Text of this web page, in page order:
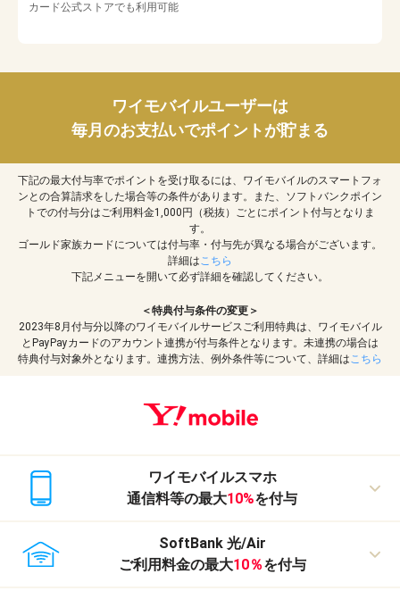
カード公式ストアでも利用可能
ワイモバイルユーザーは
毎月のお支払いでポイントが貯まる
下記の最大付与率でポイントを受け取るには、ワイモバイルのスマートフォ
ンとの合算請求をした場合等の条件があります。また、ソフトバンクポイン
トでの付与分はご利用料金1,000円（税抜）ごとにポイント付与となりま
す。
ゴールド家族カードについては付与率・付与先が異なる場合がございます。
詳細はこちら
下記メニューを開いて必ず詳細を確認してください。
＜特典付与条件の変更＞
2023年8月付与分以降のワイモバイルサービスご利用特典は、ワイモバイル
とPayPayカードのアカウント連携が付与条件となります。未連携の場合は
特典付与対象外となります。連携方法、例外条件等について、詳細はこちら
ワイモバイルスマホ
通信料等の最大10%を付与
SoftBank 光/Air
ご利用料金の最大10％を付与